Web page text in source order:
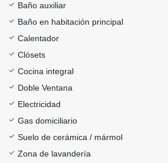
Baño auxiliar
Baño en habitación principal
Calentador
Clósets
Cocina integral
Doble Ventana
Electricidad
Gas domiciliario
Suelo de cerámica / mármol
Zona de lavandería